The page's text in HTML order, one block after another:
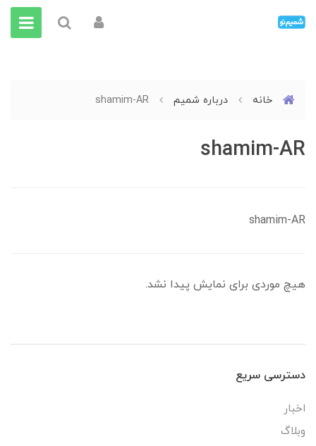
خانه درباره شمیم shamim-AR
shamim-AR
shamim-AR
هیچ موردی برای نمایش پیدا نشد.
دسترسی سریع
اخبار
وبلاگ